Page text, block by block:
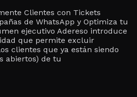
Clientes con Tickets
de WhatsApp y Optimiza tu
ejecutivo Adereso introduce
que permite excluir
clientes que ya están siendo
abiertos) de tu